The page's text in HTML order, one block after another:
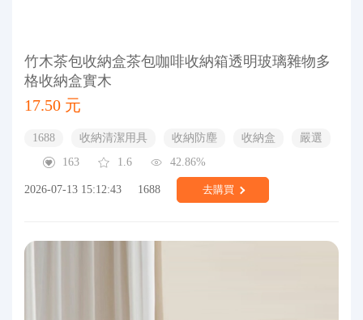
竹木茶包收納盒茶包咖啡收納箱透明玻璃雜物多
格收納盒實木
17.50 元
1688 收納清潔用具 收納防塵 收納盒
嚴選
163
1.6 42.86%
2026-07-13 15:12:43 1688 去購買